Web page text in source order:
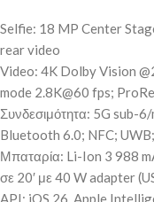
Selfie: 18 MP Center
rear video
Video: 4K Dolby Vision
mode 2.8K@60 fps;
Συνδεσιμότητα: 5G sub-
Bluetooth 6.0; NFC;
Μπαταρία: Li-Ion 3 988
σε 20′ με 40 W adapter
API: iOS 26, Apple